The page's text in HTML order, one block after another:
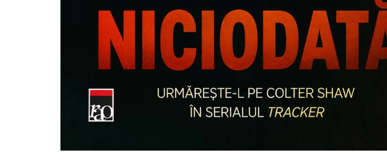
Practic. Casă și Grădina
Știință și Tehnologie